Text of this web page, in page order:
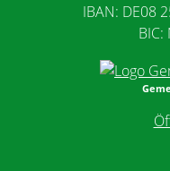
IBAN: DE08
BIC: